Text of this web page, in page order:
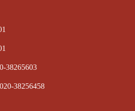
38265603
38256458